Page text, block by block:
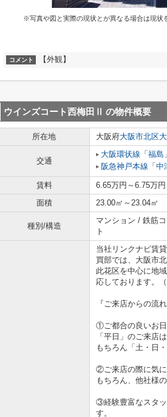
※写真や図と実際の現状とが異なる場合は現状
コメント 【外観】
ウインズコート西梅田Ⅱ の物件概要
所在地 大阪府大阪市北区
交通
大阪環状線 「 福島
阪急神戸本線 「 中
賃料 6.65万円～6.75万円
面積
23.00㎡～23.04㎡
種別/構造
マンション / 鉄筋
ト
当社リンクナビ賃
買部では、大阪市
此花区を中心に地
応しております。
『ご来店からの流れ
①ご都合の良いお日
「平日」のご来店
もちろん「土・日
②ご来店の際に気
もちろん、他社様
③経験豊富なスタッ
す。